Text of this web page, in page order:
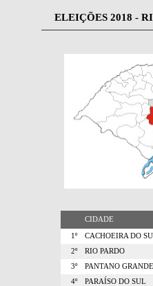
ELEIÇÕES 2018 -
CIDADE
1º CACHOEIRA DO
2º
RIO PARDO
3º
PANTANO GRANDE
4º
PARAÍSO DO SUL